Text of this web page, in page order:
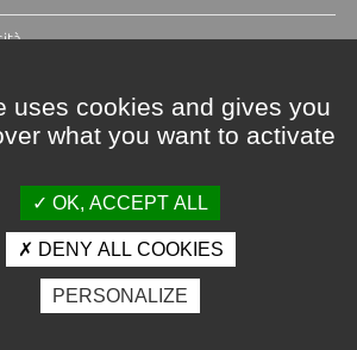
Espace presse
Photothèque
uses cookies and gives you
what you want to activate
OK, ACCEPT ALL
DENY ALL COOKIES
PERSONALIZE